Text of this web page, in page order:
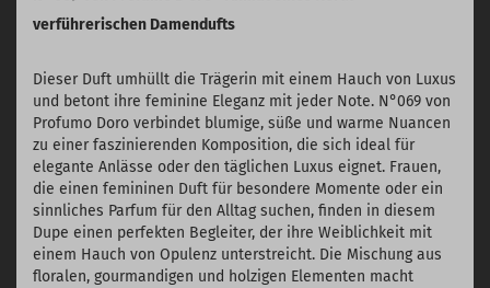
verführerischen Damendufts
Dieser Duft umhüllt die Trägerin mit einem Hauch von Luxus
und betont ihre feminine Eleganz mit jeder Note. N°069 von
Profumo Doro verbindet blumige, süße und warme Nuancen
zu einer faszinierenden Komposition, die sich ideal für
elegante Anlässe oder den täglichen Luxus eignet. Frauen,
die einen femininen Duft für besondere Momente oder ein
sinnliches Parfum für den Alltag suchen, finden in diesem
Dupe einen perfekten Begleiter, der ihre Weiblichkeit mit
einem Hauch von Opulenz unterstreicht. Die Mischung aus
floralen, gourmandigen und holzigen Elementen macht